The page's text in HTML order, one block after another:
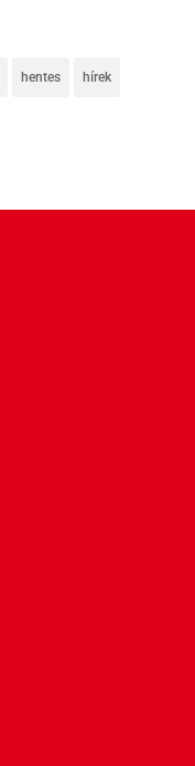
hentes hírek